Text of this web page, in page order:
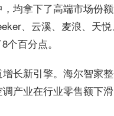
均拿下了高端市场份
、云溪、麦浪、天
百分点。
长新引擎。海尔智家
产业在行业零售额下